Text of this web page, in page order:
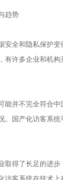
趋势
安全和隐私保护
有许多企业和机
能并不完全符合
。国产化访客系
取得了长足的进